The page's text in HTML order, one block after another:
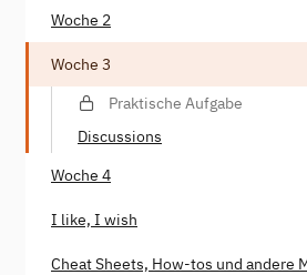
Woche 2
Woche 3
Praktische Aufgabe
Discussions
Woche 4
I like, I wish
Cheat Sheets, How-tos und andere